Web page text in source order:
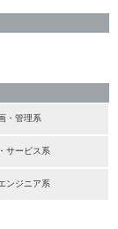
・管理系
サービス系
ンジニア系